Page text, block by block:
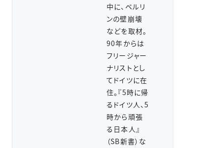
中に、ベルリ
ンの壁崩壊
などを取材。
90年からは
フリージャー
ナリストとし
てドイツに在
住。『5時に帰
るドイツ人、5
時から頑張
る日本人』
（SB新書）な